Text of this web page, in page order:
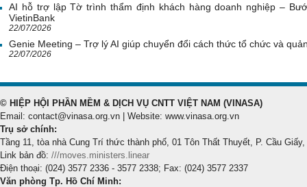
AI hỗ trợ lập Tờ trình thẩm định khách hàng doanh nghiệp –
VietinBank
22/07/2026
Genie Meeting – Trợ lý AI giúp chuyển đổi cách thức tổ chức và
22/07/2026
© HIỆP HỘI PHẦN MỀM & DỊCH VỤ CNTT VIỆT NAM (VINASA)
Email: contact@vinasa.org.vn | Website: www.vinasa.org.vn
Trụ sở chính:
Tầng 11, tòa nhà Cung Trí thức thành phố, 01 Tôn Thất Thuyết, P. Cầu Giấy,
Link bản đồ: ///moves.ministers.linear
Điện thoại: (024) 3577 2336 - 3577 2338; Fax: (024) 3577 2337
Văn phòng Tp. Hồ Chí Minh: